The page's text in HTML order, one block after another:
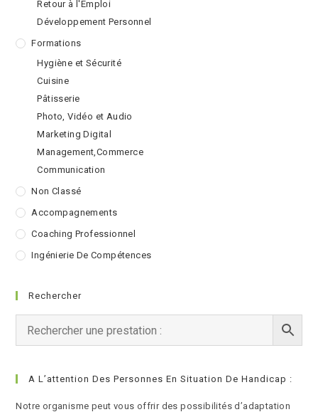
Retour à l'Emploi
Développement Personnel
Formations
Hygiène et Sécurité
Cuisine
Pâtisserie
Photo, Vidéo et Audio
Marketing Digital
Management,Commerce
Communication
Non Classé
Accompagnements
Coaching Professionnel
Ingénierie De Compétences
Rechercher
A L’attention Des Personnes En Situation De Handicap :
Notre organisme peut vous offrir des possibilités d’adaptation